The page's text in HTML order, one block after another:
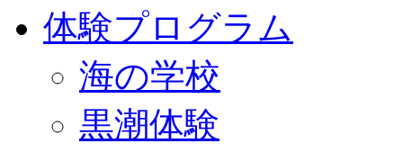
体験プログラム
海の学校
黒潮体験